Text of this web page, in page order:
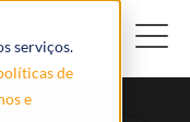
serviços.
de
e